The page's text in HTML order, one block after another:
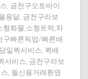
, 금천구오토바이
용달, 금천구라보
형화물,소형트럭,차
구빠른픽업/빠른배
일퀵서비스, 퀵배
서비스, 금천구라보
, 월신용거래환영